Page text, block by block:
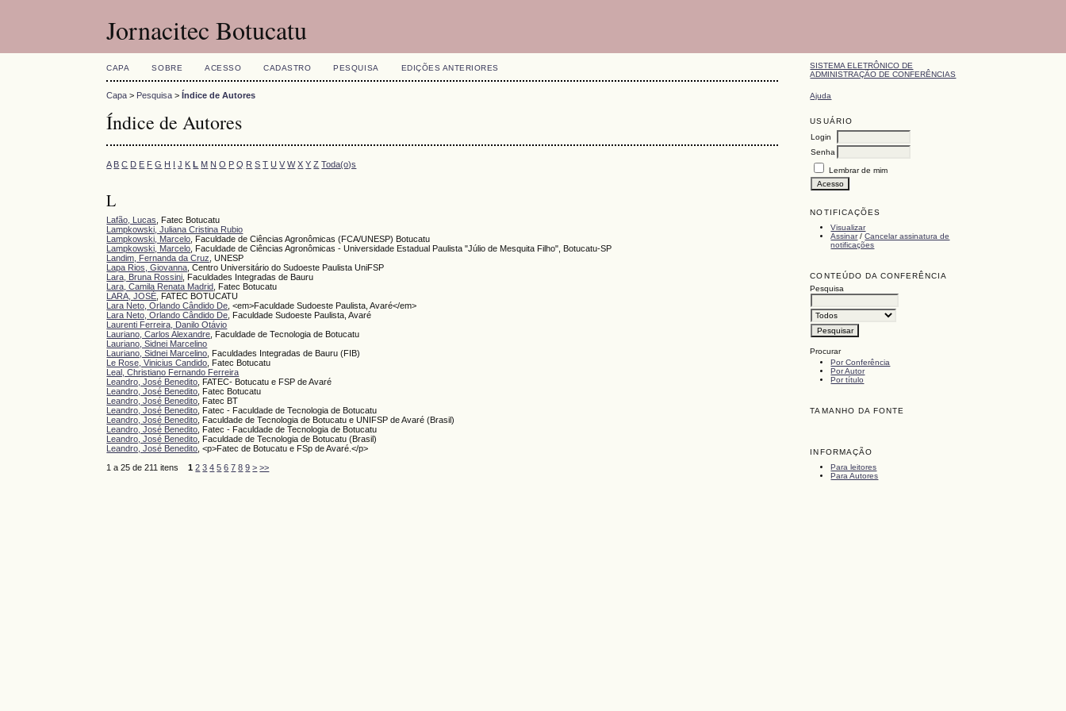
Jornacitec Botucatu
SISTEMA ELETRÔNICO DE
ADMINISTRAÇÃO DE CONFERÊNCIAS
Ajuda
USUÁRIO
Login
Senha
Lembrar de mim
NOTIFICAÇÕES
Visualizar
Assinar/Cancelar assinatura de
notificações
CONTEÚDO DA CONFERÊNCIA
Pesquisa
Procurar
Por Conferência
Por Autor
Por título
TAMANHO DA FONTE
INFORMAÇÃO
Para leitores
Para Autores
CAPA SOBRE ACESSO CADASTRO PESQUISA EDIÇÕES ANTERIORES
Capa > Pesquisa >Índice de Autores
Índice de Autores
A B C D E F G H I J K L M N O P Q R S T U V W X Y Z Toda(o)s
L
Lafão, Lucas
, Fatec Botucatu
Lampkowski, Juliana Cristina Rubio
Lampkowski, Marcelo , Faculdade de Ciências Agronômicas (FCA/UNESP) Botucatu
Lampkowski, Marcelo , Faculdade de Ciências Agronômicas - Universidade Estadual Paulista "Júlio de Mesquita Filho", Botucatu-SP
Landim, Fernanda da Cruz , UNESP
Lapa Rios, Giovanna , Centro Universitário do Sudoeste Paulista UniFSP
Lara, Bruna Rossini , Faculdades Integradas de Bauru
Lara, Camila Renata Madrid
, Fatec Botucatu
LARA, JOSÉ , FATEC BOTUCATU
Lara Neto, Orlando Cândido De , <em>Faculdade Sudoeste Paulista, Avaré</em>
Lara Neto, Orlando Cândido De , Faculdade Sudoeste Paulista, Avaré
Laurenti Ferreira, Danilo Otávio
Lauriano, Carlos Alexandre , Faculdade de Tecnologia de Botucatu
Lauriano, Sidnei Marcelino
Lauriano, Sidnei Marcelino , Faculdades Integradas de Bauru (FIB)
Le Rose, Vinicius Candido , Fatec Botucatu
Leal, Christiano Fernando Ferreira
Leandro, José Benedito , FATEC- Botucatu e FSP de Avaré
Leandro, José Benedito , Fatec Botucatu
Leandro, José Benedito , Fatec BT
Leandro, José Benedito , Fatec - Faculdade de Tecnologia de Botucatu
Leandro, José Benedito , Faculdade de Tecnologia de Botucatu e UNIFSP de Avaré (Brasil)
Leandro, José Benedito , Fatec - Faculdade de Tecnologia de Botucatu
Leandro, José Benedito , Faculdade de Tecnologia de Botucatu (Brasil)
Leandro, José Benedito , <p>Fatec de Botucatu e FSp de Avaré.</p>
1 a 25 de 211 itens1 2 3 4 5 6 7 8 9 > >>